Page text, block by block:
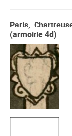
Paris,
(armoirie 4d)